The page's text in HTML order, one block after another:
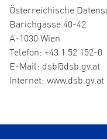
Österreichische
Barichgasse 40-42
A-1030 Wien
Telefon: +43 1 52 152-0
E-Mail: dsb@dsb.gv.at
Internet: www.dsb.gv.at